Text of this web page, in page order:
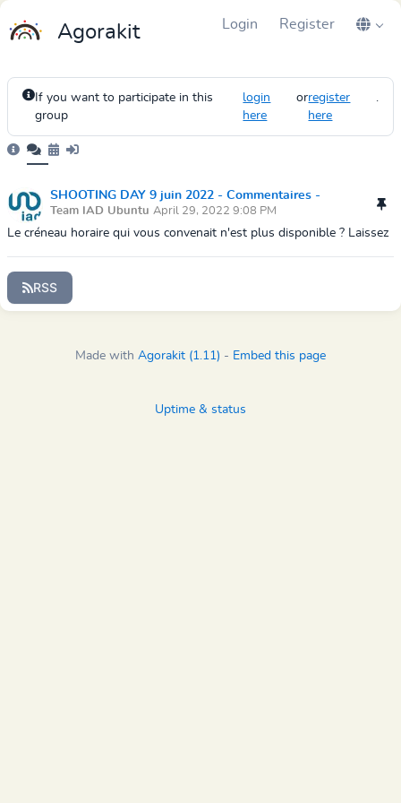
Agorakit Login Register
If you want to participate in this
group
login
here
orregister
here
.
SHOOTING DAY 9 juin 2022 - Commentaires -
Requêtes plage horaire et disponibilité
Team IAD Ubuntu April 29, 2022 9:08 PM
Le créneau horaire qui vous convenait n'est plus disponible ? Laissez
d'organiser d'autr...
RSS
Made with Agorakit (1.11) - Embed this page
Uptime & status